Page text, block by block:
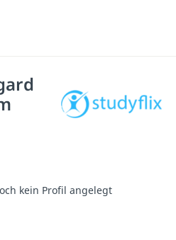
kein Profil angelegt